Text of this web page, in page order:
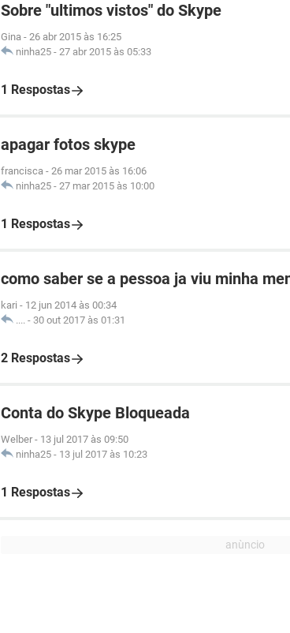
Sobre "ultimos vistos" do Skype
Gina - 26 abr 2015 às 16:25
ninha25 - 27 abr 2015 às 05:33
1 Respostas
apagar fotos skype
francisca - 26 mar 2015 às 16:06
ninha25 - 27 mar 2015 às 10:00
1 Respostas
como saber se a pessoa ja viu minha
kari - 12 jun 2014 às 00:34
.... - 30 out 2017 às 01:31
2 Respostas
Conta do Skype Bloqueada
Welber - 13 jul 2017 às 09:50
ninha25 - 13 jul 2017 às 10:23
1 Respostas